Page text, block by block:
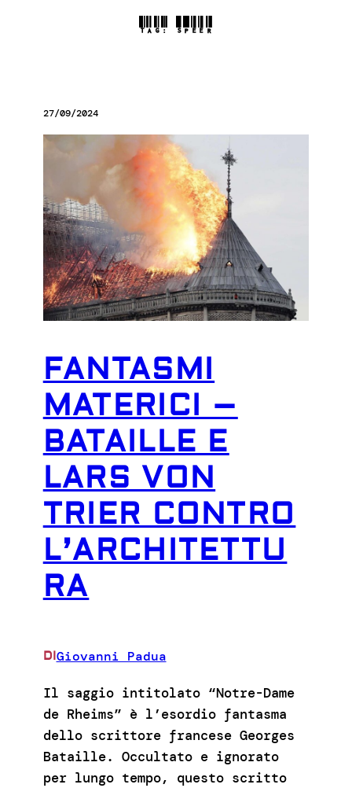
TAG: SPEER
27/09/2024
FANTASMI
MATERICI –
BATAILLE E
LARS VON
TRIER CONTRO
L’ARCHITETTU
RA
DIGiovanni Padua
Il saggio intitolato “Notre-Dame
de Rheims” è l’esordio fantasma
dello scrittore francese Georges
Bataille. Occultato e ignorato
per lungo tempo, questo scritto